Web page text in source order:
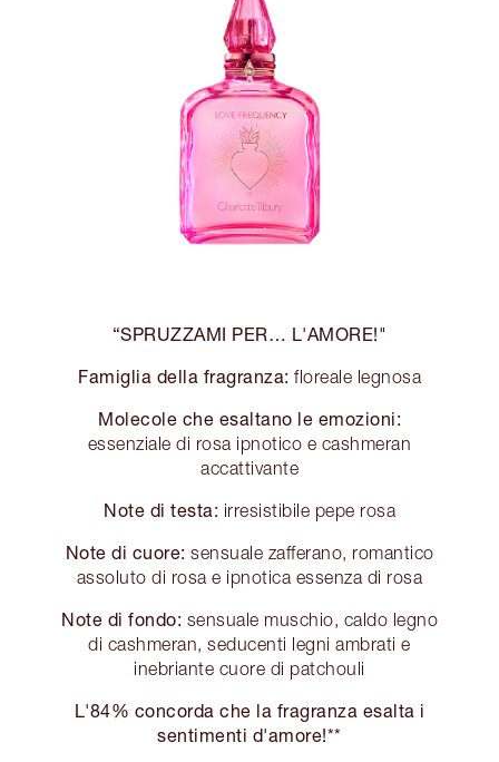
“SPRUZZAMI PER… L'AMORE!"
Famiglia della fragranza: floreale legnosa
Molecole che esaltano le emozioni:
essenziale di rosa ipnotico e cashmeran
accattivante
Note di testa: irresistibile pepe rosa
Note di cuore: sensuale zafferano, romantico
assoluto di rosa e ipnotica essenza di rosa
Note di fondo: sensuale muschio, caldo legno
di cashmeran, seducenti legni ambrati e
inebriante cuore di patchouli
L'84% concorda che la fragranza esalta i
sentimenti d'amore!**